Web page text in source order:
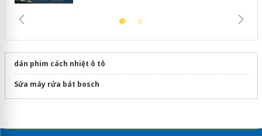
dán phim cách nhiệt ô tô
Sửa máy rửa bát bosch